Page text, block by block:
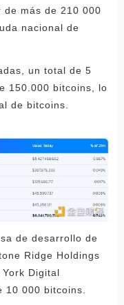
más de 210 000
nacional de
un total de 5
150.000 bitcoins, lo
de bitcoins.
de desarrollo de
Ridge Holdings
Digital
10 000 bitcoins.